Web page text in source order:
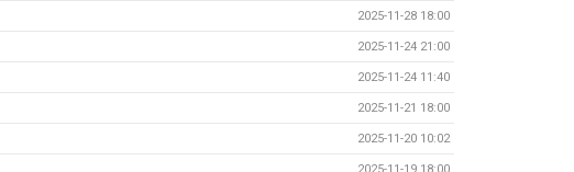
2025-11-28 18:00
2025-11-24 21:00
2025-11-24 11:40
2025-11-21 18:00
2025-11-20 10:02